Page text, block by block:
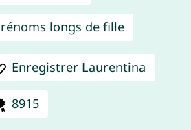
longs de fille
Enregistrer Laurentina
8915